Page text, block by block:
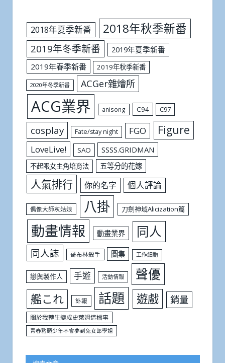
2018年夏季新番 2018年秋季新番
2019年冬季新番
2019年夏季新番
2019年春季新番
2019年秋季新番
2020年冬季新番 ACGer雜燴所
ACG業界 anisong C94 C97
cosplay Fate/stay night FGO Figure
LoveLive! SAO SSSS.GRIDMAN
不起眼女主角培育法 五等分的花嫁
人氣排行 你的名字 個人評論
偶像大師灰姑娘 八掛 刀劍神域Alicization篇
動畫情報 動畫業界 同人
同人誌 哥布林殺手 圖集 工作細胞
戀與製作人 手遊 活動情報 聲優
艦これ 訃報 話題 遊戲 銷量
關於我轉生變成史萊姆這檔事
青春豬頭少年不會夢到兔女郎學姐